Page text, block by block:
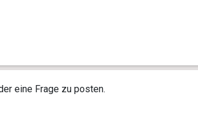
eine Frage zu posten.